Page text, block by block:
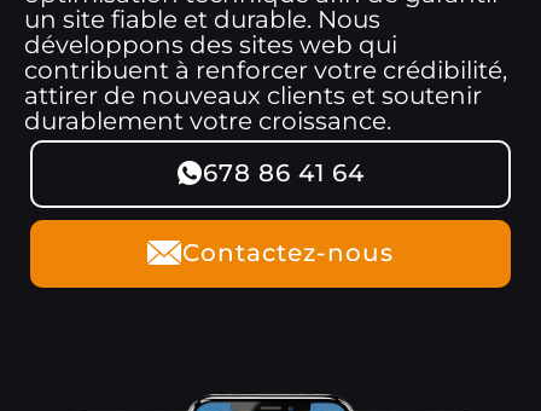
un site fiable et durable. Nous
développons des sites web qui
contribuent à renforcer votre crédibilité,
attirer de nouveaux clients et soutenir
durablement votre croissance.
678 86 41 64
Contactez-nous